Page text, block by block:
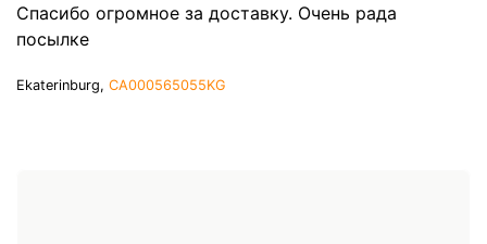
Спасибо огромное за доставку. Очень рада
посылке
Ekaterinburg, CA000565055KG